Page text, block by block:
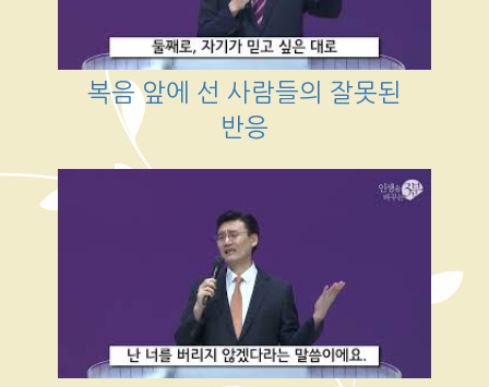
복음 앞에 선 사람들의 잘못된
반응